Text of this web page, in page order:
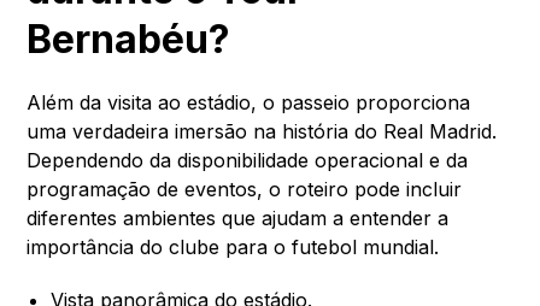
Bernabéu?
Além da visita ao estádio, o passeio proporciona
uma verdadeira imersão na história do Real Madrid.
Dependendo da disponibilidade operacional e da
programação de eventos, o roteiro pode incluir
diferentes ambientes que ajudam a entender a
importância do clube para o futebol mundial.
Vista panorâmica do estádio.